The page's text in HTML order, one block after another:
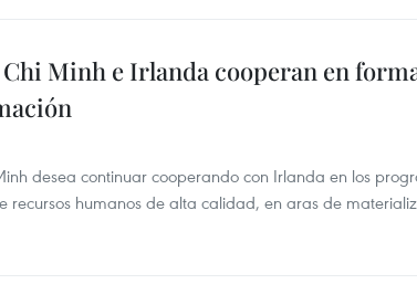
Minh e Irlanda cooperan en
desea continuar cooperando con Irlanda en los
recursos humanos de alta calidad, en aras de